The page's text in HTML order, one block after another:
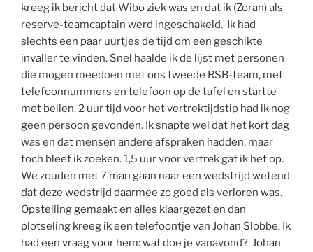
kreeg ik bericht dat Wibo ziek was en dat ik (Zoran) als
reserve-teamcaptain werd ingeschakeld. Ik had
slechts een paar uurtjes de tijd om een geschikte
invaller te vinden. Snel haalde ik de lijst met personen
die mogen meedoen met ons tweede RSB-team, met
telefoonnummers en telefoon op de tafel en startte
met bellen. 2 uur tijd voor het vertrektijdstip had ik nog
geen persoon gevonden. Ik snapte wel dat het kort dag
was en dat mensen andere afspraken hadden, maar
toch bleef ik zoeken. 1,5 uur voor vertrek gaf ik het op.
We zouden met 7 man gaan naar een wedstrijd wetend
dat deze wedstrijd daarmee zo goed als verloren was.
Opstelling gemaakt en alles klaargezet en dan
plotseling kreeg ik een telefoontje van Johan Slobbe. Ik
had een vraag voor hem: wat doe je vanavond? Johan